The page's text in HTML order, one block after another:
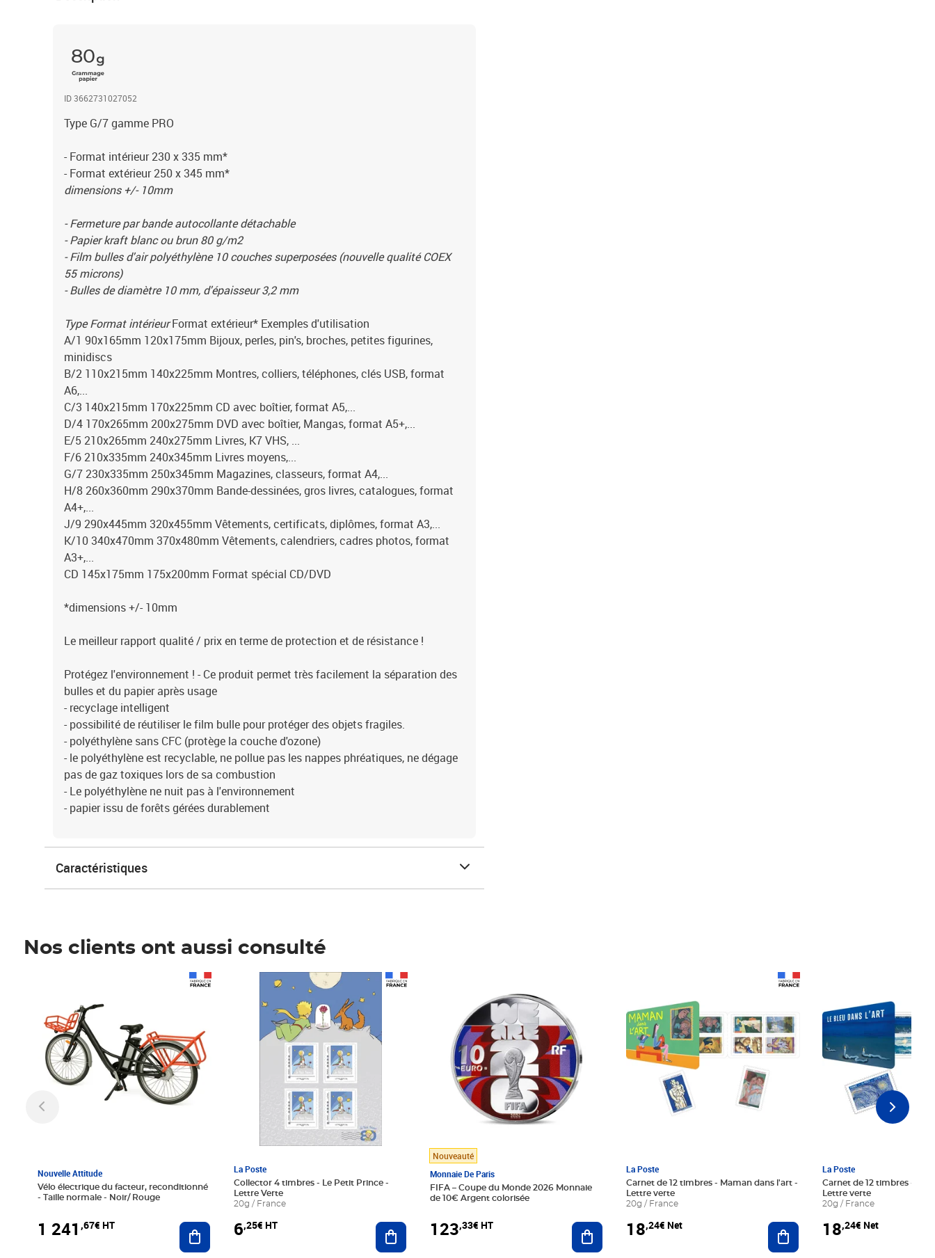
80
ID 3662731027052
Type G/7 gamme PRO
- Format intérieur 230 x 335 mm*
- Format extérieur 250 x 345 mm*
dimensions +/- 10mm
- Fermeture par bande autocollante détachable
- Papier kraft blanc ou brun 80 g/m2
- Film bulles d'air polyéthylène 10 couches superposées (nouvelle qualité COEX
55 microns)
- Bulles de diamètre 10 mm, d'épaisseur 3,2 mm
Type Format intérieurFormat extérieur* Exemples d'utilisation
A/1 90x165mm 120x175mm Bijoux, perles, pin's, broches, petites figurines,
minidiscs
B/2 110x215mm 140x225mm Montres, colliers, téléphones, clés USB, format
A6,...
C/3 140x215mm 170x225mm CD avec boîtier, format A5,...
D/4 170x265mm 200x275mm DVD avec boîtier, Mangas, format A5+,...
E/5 210x265mm 240x275mm Livres, K7 VHS, ...
F/6 210x335mm 240x345mm Livres moyens,...
G/7 230x335mm 250x345mm Magazines, classeurs, format A4,...
H/8 260x360mm 290x370mm Bande-dessinées, gros livres, catalogues, format
A4+,...
J/9 290x445mm 320x455mm Vêtements, certificats, diplômes, format A3,...
K/10 340x470mm 370x480mm Vêtements, calendriers, cadres photos, format
A3+,...
CD 145x175mm 175x200mm Format spécial CD/DVD
*dimensions +/- 10mm
Le meilleur rapport qualité / prix en terme de protection et de résistance !
Protégez l'environnement ! - Ce produit permet très facilement la séparation des
bulles et du papier après usage
- recyclage intelligent
- possibilité de réutiliser le film bulle pour protéger des objets fragiles.
- polyéthylène sans CFC (protège la couche d'ozone)
- le polyéthylène est recyclable, ne pollue pas les nappes phréatiques, ne dégage
pas de gaz toxiques lors de sa combustion
- Le polyéthylène ne nuit pas à l'environnement
- papier issu de forêts gérées durablement
Caractéristiques
Nos clients ont aussi consulté
Nouvelle Attitude
Vélo électrique du facteur, reconditionné
- Taille normale - Noir/ Rouge
1 241 ,67€ HT Ajouter au panier
La Poste
Collector 4 timbres - Le Petit Prince -
Lettre Verte
20g / France
6,25€ HT
Prix 6,25€ HT
Ajouter au panier
Nouveauté
Monnaie De Paris
FIFA – Coupe du Monde 2026 Monnaie
de 10€ Argent colorisée
123,33€ HT Ajouter au panier
La Poste
Carnet de 12 timbres - Maman dans l'art -
Lettre verte
20g / France
18,24€ Net Ajouter au panier
La Poste
Carnet de 12 timbres - Le
Lettre verte
20g / France
18,24€ Net